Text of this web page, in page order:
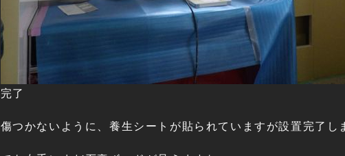
完了
傷つかないように、養生シートが貼られていますが設置完了し